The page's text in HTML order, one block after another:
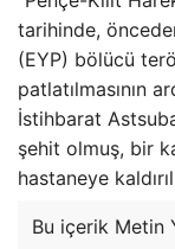
tarihinde,
(EYP) bölücü
patlatılmasının
İstihbarat
şehit olmuş, bir
hastaneye
Bu içerik Metin